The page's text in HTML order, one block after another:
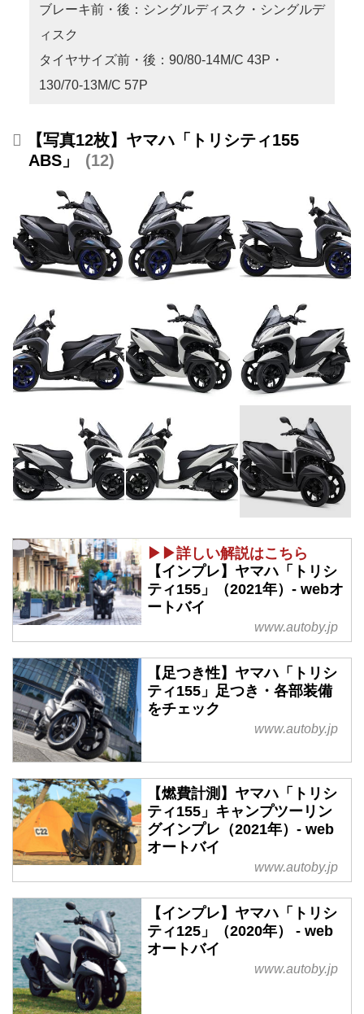
ブレーキ前・後：シングルディスク・シングルデ
ィスク
タイヤサイズ前・後：90/80-14M/C 43P・
130/70-13M/C 57P
【写真12枚】ヤマハ「トリシティ155
ABS」
12
▶▶詳しい解説はこちら
【インプレ】ヤマハ「トリシ
ティ155」（2021年）- webオ
ートバイ
www.autoby.jp
【足つき性】ヤマハ「トリシ
ティ155」足つき・各部装備
をチェック
www.autoby.jp
【燃費計測】ヤマハ「トリシ
ティ155」キャンプツーリン
グインプレ（2021年）- web
オートバイ
www.autoby.jp
【インプレ】ヤマハ「トリシ
ティ125」（2020年） - web
オートバイ
www.autoby.jp